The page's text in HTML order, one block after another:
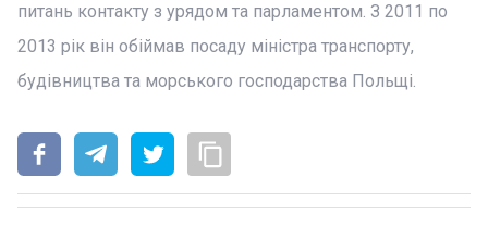
питань контакту з урядом та парламентом. З 2011 по
2013 рік він обіймав посаду міністра транспорту,
будівництва та морського господарства Польщі.